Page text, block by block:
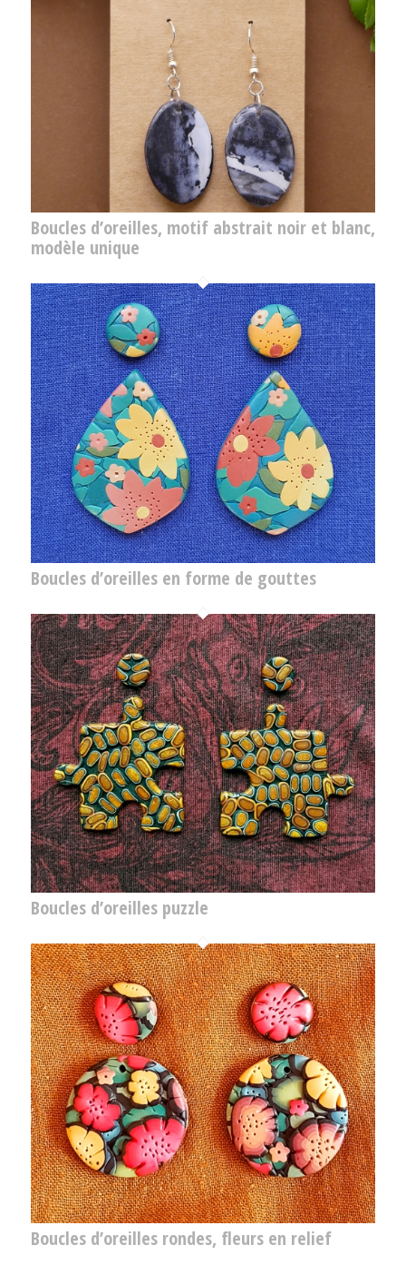
Boucles d’oreilles, motif abstrait noir et blanc,
modèle unique
Boucles d’oreilles en forme de gouttes
Boucles d’oreilles puzzle
Boucles d’oreilles rondes, fleurs en relief